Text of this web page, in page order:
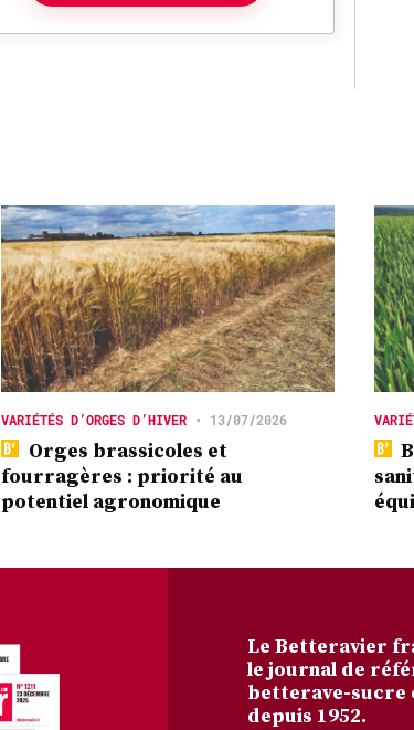
VARIÉTÉS D’ORGES D’HIVER • 13/07/2026
Orges brassicoles et
fourragères : priorité au
potentiel agronomique
Le Betteravier
le journal de
betterave-sucre
depuis 1952.